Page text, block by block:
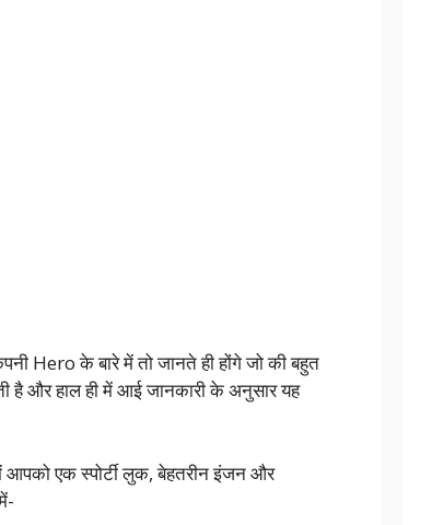
Hero के बारे में तो जानते ही होंगे जो की बहुत
है और हाल ही में आई जानकारी के अनुसार यह
एक स्पोर्टी लुक, बेहतरीन इंजन और